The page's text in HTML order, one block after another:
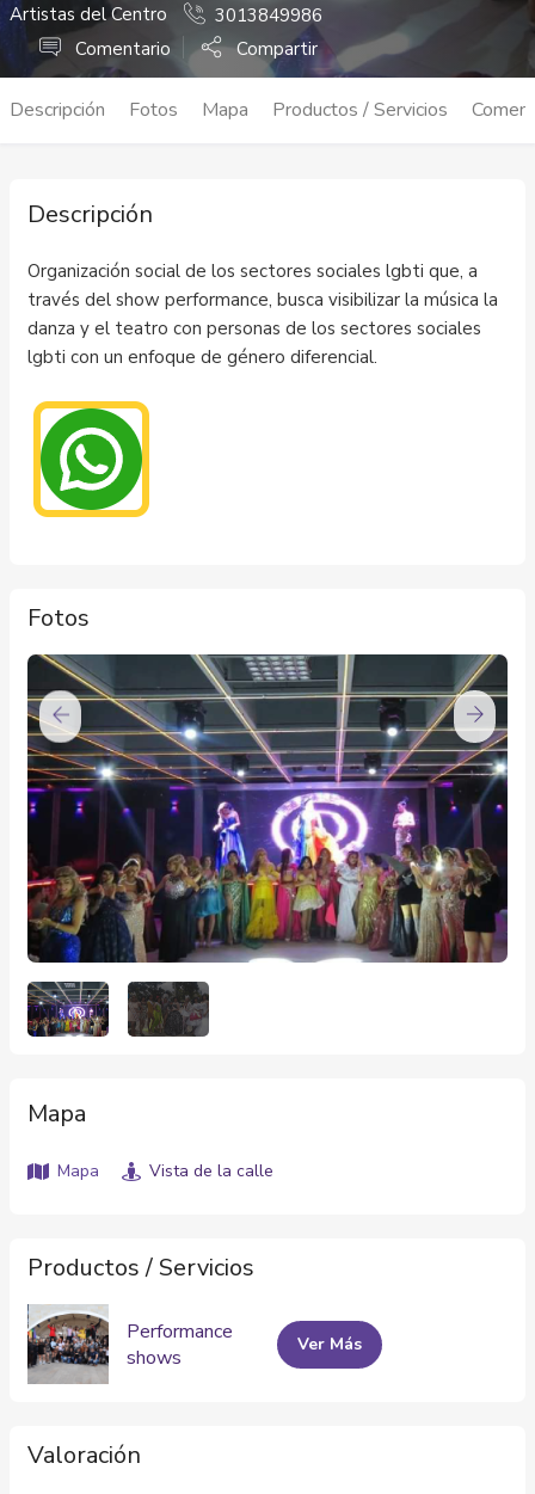
Artistas del Centro
3013849986
Comentario
Compartir
Descripción Fotos Mapa Productos / Servicios
Descripción
Organización social de los sectores sociales lgbti que, a
través del show performance, busca visibilizar la música la
danza y el teatro con personas de los sectores sociales
lgbti con un enfoque de género diferencial.
Fotos
Mapa
Mapa Vista de la calle
Productos / Servicios
Performance
shows
Ver Más
Valoración